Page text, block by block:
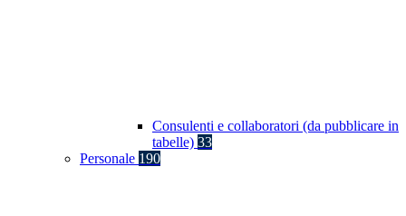
Consulenti e collaboratori (da pubblicare in
tabelle) 33
Personale 190